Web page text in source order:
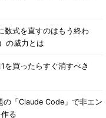
数式を直すのはもう終わ
の威力とは
買ったらすぐ消すべき
「Claude Code」で非エン
る